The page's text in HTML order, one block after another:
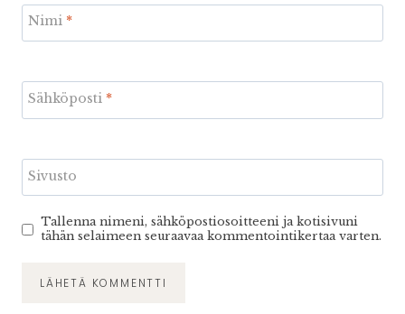
Nimi *
Sähköposti *
Sivusto
Tallenna nimeni, sähköpostiosoitteeni ja kotisivuni
tähän selaimeen seuraavaa kommentointikertaa varten.